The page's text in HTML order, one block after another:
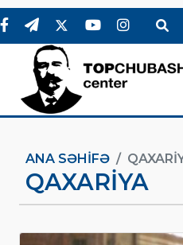
ANA SƏHIFƏ
QAXARIYA